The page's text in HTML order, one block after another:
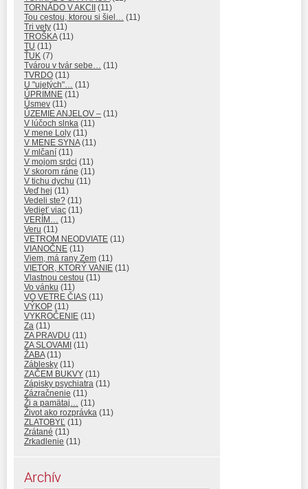
TORNÁDO V AKCII
(11)
Tou cestou, ktorou si šiel… (11)
Tri vety (11)
TROŠKA(11)
TU (11)
ŤUK (7)
Tvárou v tvár sebe… (11)
TVRDO (11)
U "ujetých"… (11)
ÚPRIMNE (11)
Úsmev (11)
ÚZEMIE ANJELOV – (11)
V lúčoch slnka (11)
V mene Loly (11)
V MENE SYNA(11)
V mlčaní (11)
V mojom srdci (11)
V skorom ráne (11)
V tichu dychu (11)
Veď hej (11)
Vedeli ste? (11)
Vedieť viac (11)
VERÍM… (11)
Veru (11)
VETROM NEODVIATE (11)
VIANOČNE (11)
Viem, má rany Zem (11)
VIETOR, KTORÝ VANIE (11)
Vlastnou cestou (11)
Vo vánku (11)
VO VETRE ČIAS (11)
VÝKOP (11)
VYKROČENIE (11)
Za (11)
ZA PRAVDU (11)
ZA SLOVAMI (11)
ŽABA(11)
Záblesky (11)
ZAČEM BUKVY (11)
Zápisky psychiatra (11)
Zázračnenie (11)
Ži a pamätaj… (11)
Život ako rozprávka (11)
ZLATOBYĽ (11)
Zrátané (11)
Zrkadlenie (11)
Archív